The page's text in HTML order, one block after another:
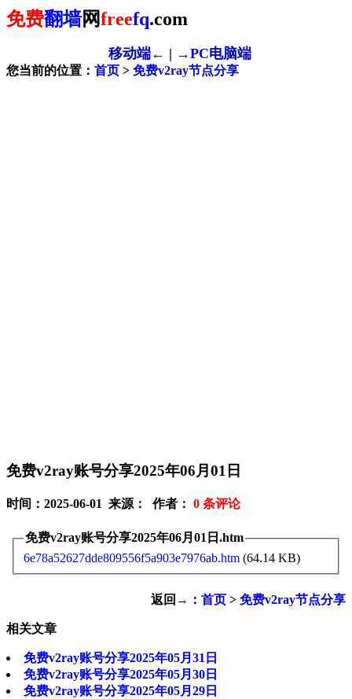
免费翻墙网freefq.com
移动端← | →PC电脑端
您当前的位置： 首页 > 免费v2ray节点分享
免费v2ray账号分享2025年06月01日
时间：2025-06-01 来源： 作者： 0 条评论
免费v2ray账号分享2025年06月01日.htm
6e78a52627dde809556f5a903e7976ab.htm (64.14 KB)
返回→： 首页 > 免费v2ray节点分享
相关文章
免费v2ray账号分享2025年05月31日
免费v2ray账号分享2025年05月30日
免费v2ray账号分享2025年05月29日